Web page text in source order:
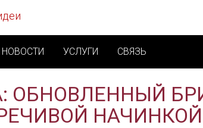
НОВОСТИ УСЛУГИ СВЯЗЬ
ОБНОВЛЕННЫЙ
НАЧИНКОЙ